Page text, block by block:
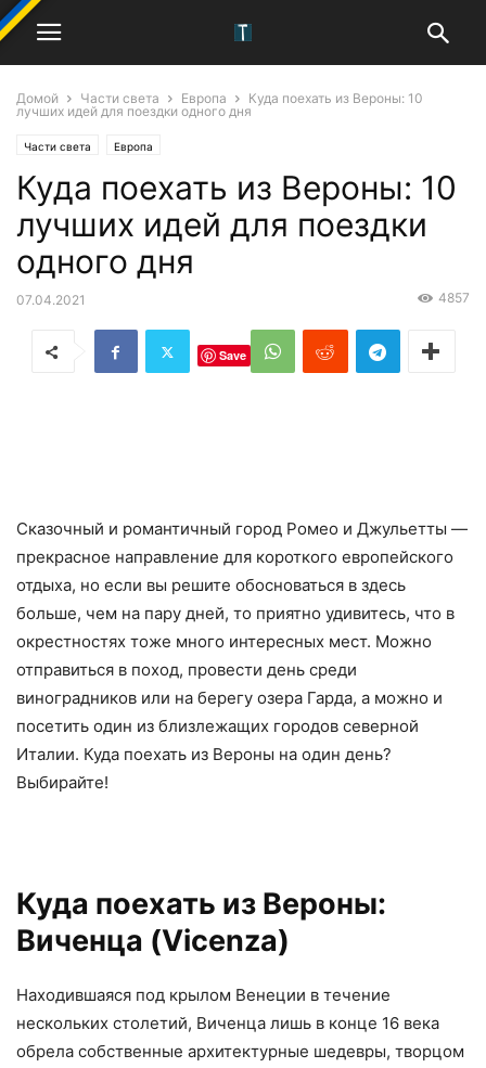
Домой Части света Европа
Куда поехать из Вероны: 10
лучших идей для поездки одного дня
Части света Европа
Куда поехать из Вероны: 10
лучших идей для поездки
одного дня
07.04.2021 4857
Save
Сказочный и романтичный город Ромео и Джульетты —
прекрасное направление для короткого европейского
отдыха, но если вы решите обосноваться в здесь
больше, чем на пару дней, то приятно удивитесь, что в
окрестностях тоже много интересных мест. Можно
отправиться в поход, провести день среди
виноградников или на берегу озера Гарда, а можно и
посетить один из близлежащих городов северной
Италии. Куда поехать из Вероны на один день?
Выбирайте!
Куда поехать из Вероны:
Виченца (Vicenza)
Находившаяся под крылом Венеции в течение
нескольких столетий, Виченца лишь в конце 16 века
обрела собственные архитектурные шедевры, творцом